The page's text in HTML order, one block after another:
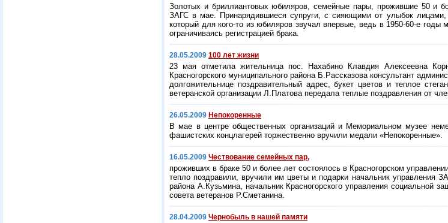
Золотых и бриллиантовых юбиляров, семейные пары, прожившие 50 и
ЗАГС в мае. Принарядившиеся супруги, с сияющими от улыбок
который для кого-то из юбиляров звучал впервые, ведь в 1950-60-е
ограничиваясь регистрацией брака.
28.05.2009 100 лет жизни
23 мая отметила жительница пос. Нахабино Клавдия Алексеевна
Красногорского муниципального района Б.Рассказова консультант
долгожительнице поздравительный адрес, букет цветов и теплое
ветеранской организации Л.Платова передала теплые поздравления от
26.05.2009 Непокоренные
В мае в центре общественных организаций и Мемориальном музее
фашистских концлагерей торжественно вручили медали «Непокоренные».
16.05.2009 Чествование семейных пар,
проживших в браке 50 и более лет состоялось в Красногорском
тепло поздравили, вручили им цветы и подарки начальник управления
района А.Кузьмина, начальник Красногорского управления социальной
совета ветеранов Р.Сметанина.
28.04.2009 Чернобыль в нашей памяти